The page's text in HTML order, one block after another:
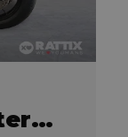
DUCATI Streetfighter V2